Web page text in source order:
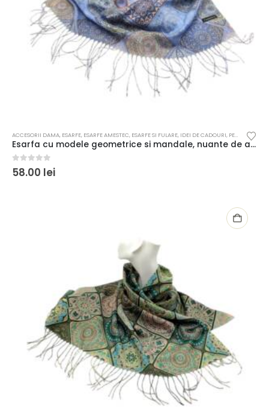
ACCESORII DAMA, ESARFE, ESARFE AMESTEC, ESARFE SI FULARE, IDEI DE CADOURI, PENTRU FEMEI
Esarfa cu modele geometrice si mandale, nuante de albastru deschis si bej
0out of 5
58.00 lei